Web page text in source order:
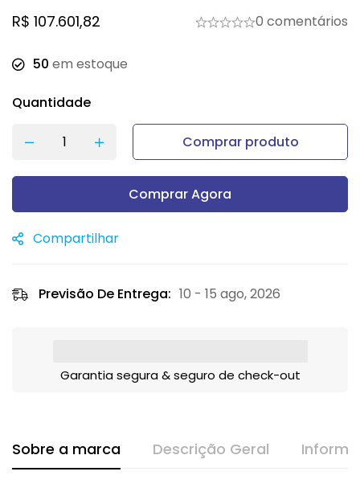
R$ 107.601,82 0 comentários
50 em estoque
Quantidade
Comprar produto
Comprar Agora
Compartilhar
Previsão De Entrega: 10 - 15 ago, 2026
Garantia segura & seguro de check-out
Sobre a marca Descrição Geral